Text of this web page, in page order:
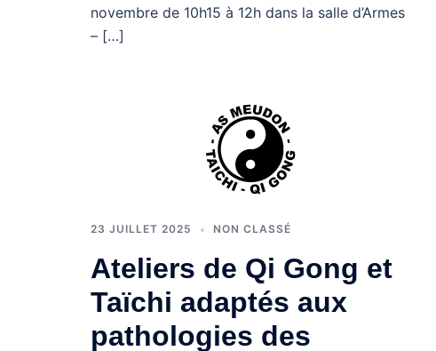
novembre de 10h15 à 12h dans la salle d’Armes
– […]
23 JUILLET 2025 NON CLASSÉ
Ateliers de Qi Gong et
Taïchi adaptés aux
pathologies des